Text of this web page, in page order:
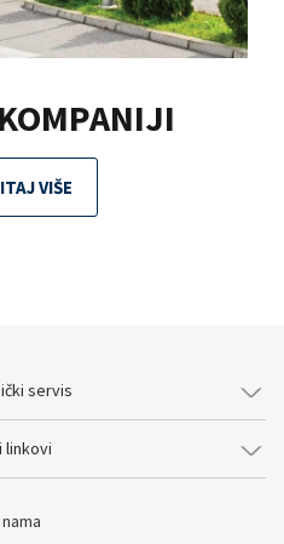
VIŠE
servis
linkovi